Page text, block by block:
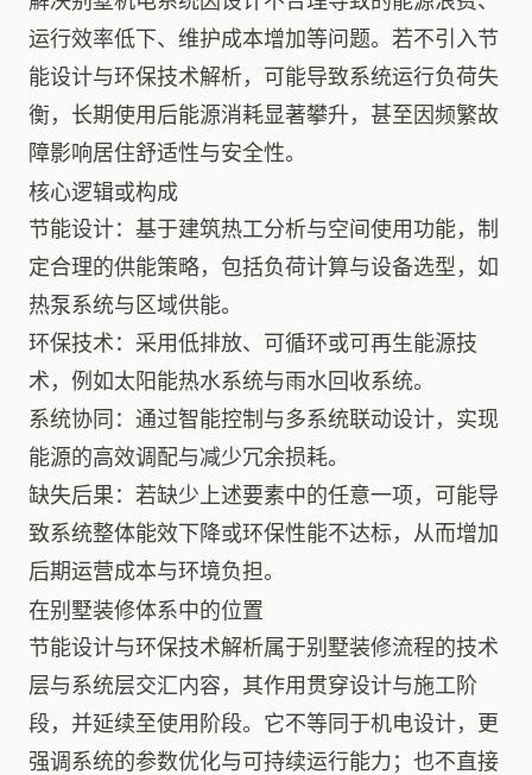
运行效率低下、维护成本增加等问题。若不引入节
能设计与环保技术解析，可能导致系统运行负荷失
衡，长期使用后能源消耗显著攀升，甚至因频繁故
障影响居住舒适性与安全性。
核心逻辑或构成
节能设计：基于建筑热工分析与空间使用功能，制
定合理的供能策略，包括负荷计算与设备选型，如
热泵系统与区域供能。
环保技术：采用低排放、可循环或可再生能源技
术，例如太阳能热水系统与雨水回收系统。
系统协同：通过智能控制与多系统联动设计，实现
能源的高效调配与减少冗余损耗。
缺失后果：若缺少上述要素中的任意一项，可能导
致系统整体能效下降或环保性能不达标，从而增加
后期运营成本与环境负担。
在别墅装修体系中的位置
节能设计与环保技术解析属于别墅装修流程的技术
层与系统层交汇内容，其作用贯穿设计与施工阶
段，并延续至使用阶段。它不等同于机电设计，更
强调系统的参数优化与可持续运行能力；也不直接